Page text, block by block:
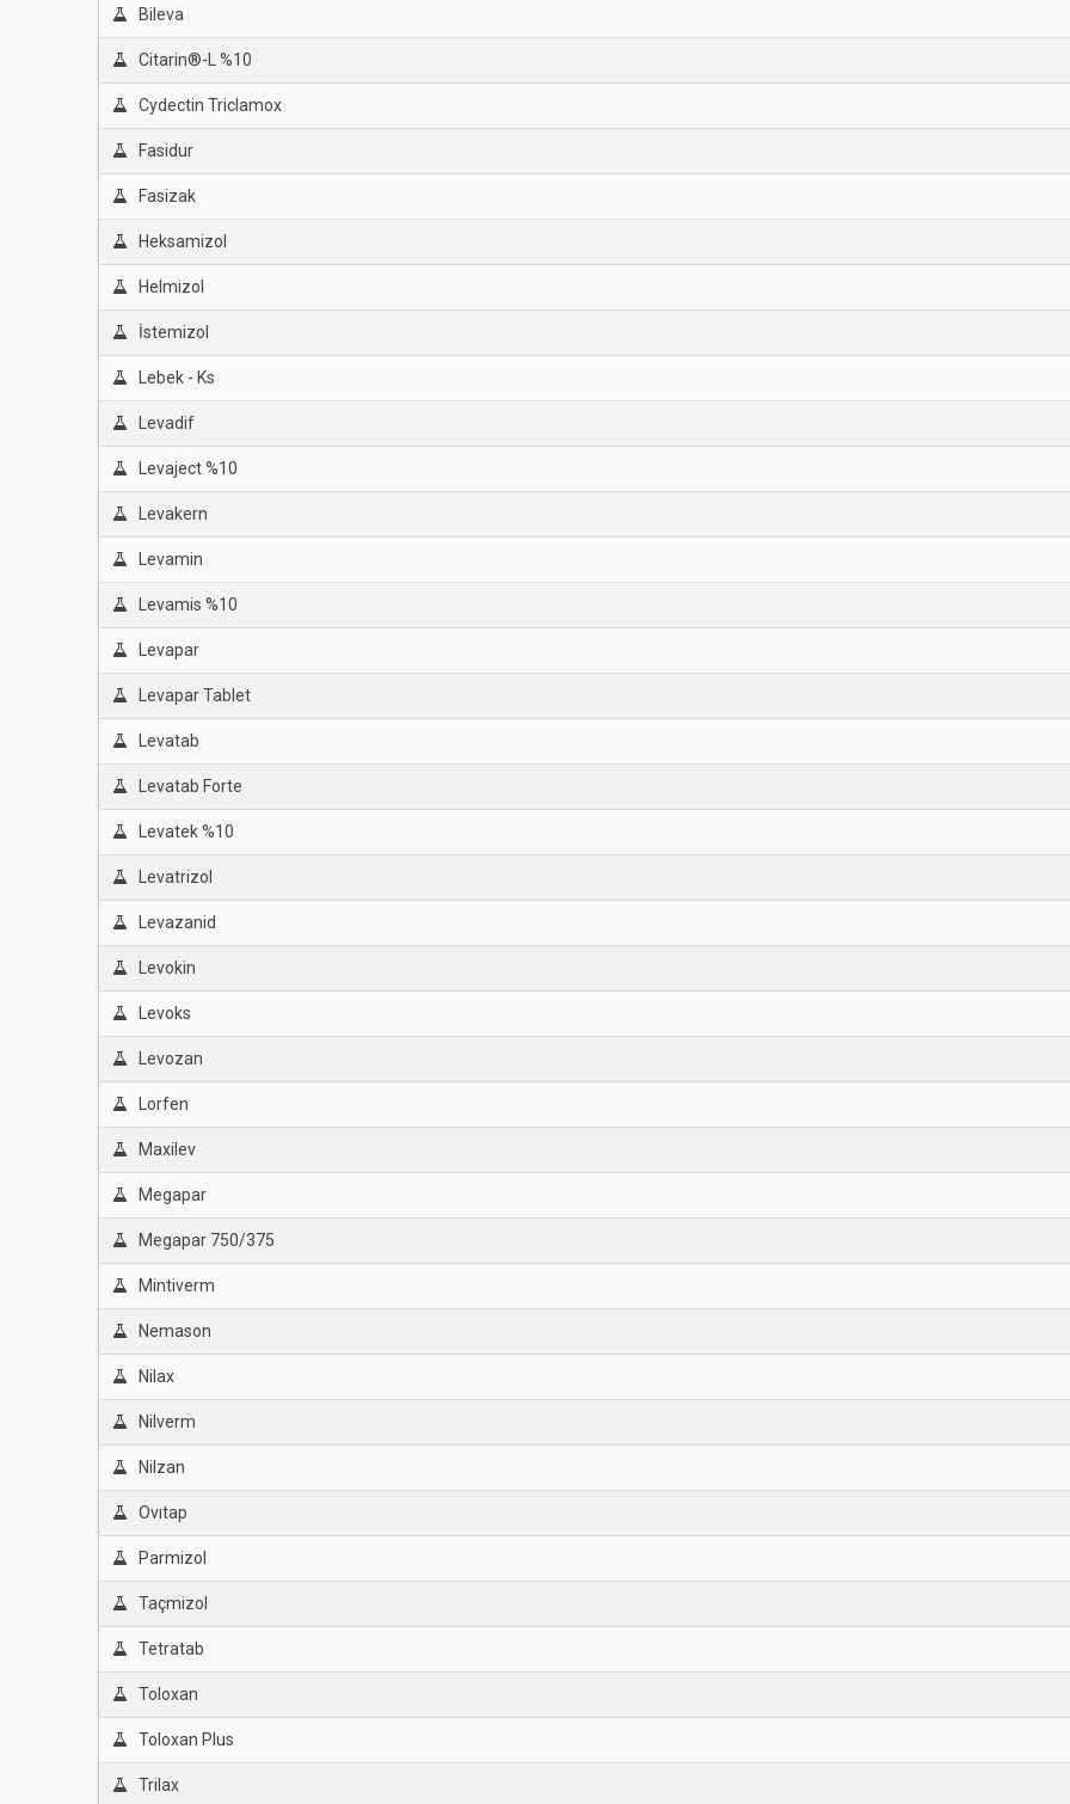
Bileva
Citarin®-L %10
Cydectin Triclamox
Fasidur
Fasizak
Heksamizol
Helmizol
İstemizol
Lebek - Ks
Levadif
Levaject %10
Levakern
Levamin
Levamis %10
Levapar
Levapar Tablet
Levatab
Levatab Forte
Levatek %10
Levatrizol
Levazanid
Levokin
Levoks
Levozan
Lorfen
Maxilev
Megapar
Megapar 750/375
Mintiverm
Nemason
Nilax
Nilverm
Nilzan
Ovıtap
Parmizol
Taçmizol
Tetratab
Toloxan
Toloxan Plus
Trilax